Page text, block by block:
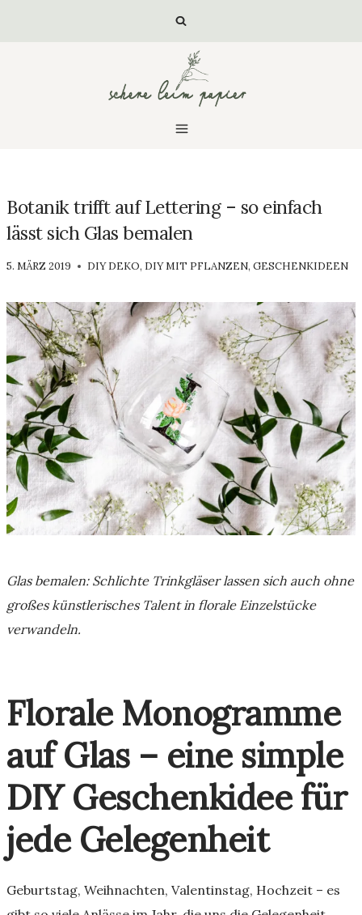
Botanik trifft auf Lettering – so einfach
lässt sich Glas bemalen
VON
5. MÄRZ 2019 DIY DEKO, DIY MIT PFLANZEN, GESCHENKIDEEN
Glas bemalen: Schlichte Trinkgläser lassen sich auch ohne
großes künstlerisches Talent in florale Einzelstücke
verwandeln.
Florale Monogramme
auf Glas – eine simple
DIY Geschenkidee für
jede Gelegenheit
Geburtstag, Weihnachten, Valentinstag, Hochzeit – es